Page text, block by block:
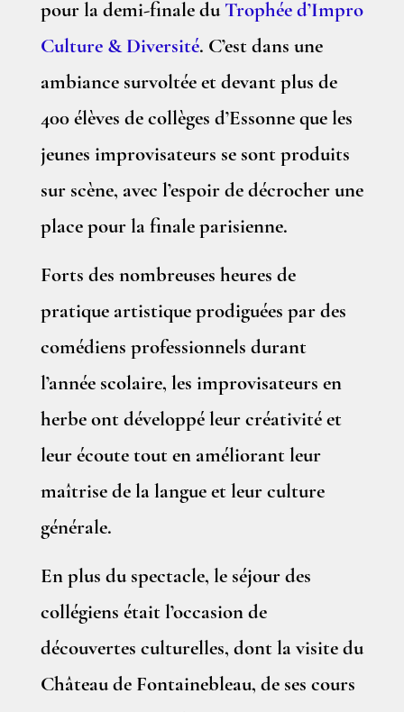
pour la demi-finale du Trophée d’Impro
Culture & Diversité. C’est dans une
ambiance survoltée et devant plus de
400 élèves de collèges d’Essonne que les
jeunes improvisateurs se sont produits
sur scène, avec l’espoir de décrocher une
place pour la finale parisienne.
Forts des nombreuses heures de
pratique artistique prodiguées par des
comédiens professionnels durant
l’année scolaire, les improvisateurs en
herbe ont développé leur créativité et
leur écoute tout en améliorant leur
maîtrise de la langue et leur culture
générale.
En plus du spectacle, le séjour des
collégiens était l’occasion de
découvertes culturelles, dont la visite du
Château de Fontainebleau, de ses cours